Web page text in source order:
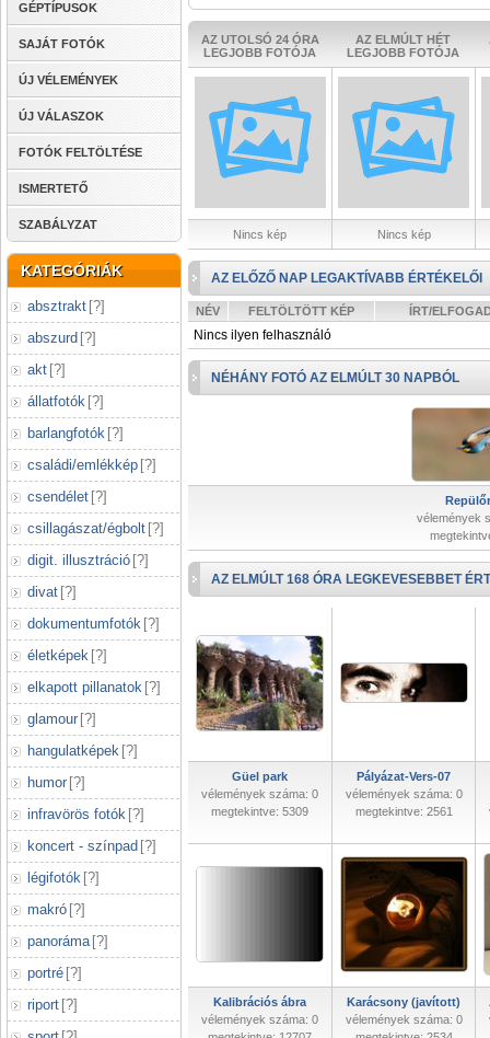
GÉPTÍPUSOK
SAJÁT FOTÓK
ÚJ VÉLEMÉNYEK
ÚJ VÁLASZOK
FOTÓK FELTÖLTÉSE
ISMERTETŐ
SZABÁLYZAT
KATEGÓRIÁK
absztrakt [?]
abszurd [?]
akt [?]
állatfotók [?]
barlangfotók [?]
családi/emlékkép [?]
csendélet [?]
csillagászat/égbolt [?]
digit. illusztráció [?]
divat [?]
dokumentumfotók [?]
életképek [?]
elkapott pillanatok [?]
glamour [?]
hangulatképek [?]
humor [?]
infravörös fotók [?]
koncert - színpad [?]
légifotók [?]
makró [?]
panoráma [?]
portré [?]
riport [?]
AZ UTOLSÓ 24 ÓRA
LEGJOBB FOTÓJA
AZ ELMÚLT HÉT
LEGJOBB FOTÓJA
Nincs kép Nincs kép
AZ ELŐZŐ NAP LEGAKTÍVABB ÉRTÉKELŐI
NÉV FELTÖLTÖTT KÉP ÍRT/
Nincs ilyen felhasználó
NÉHÁNY FOTÓ AZ ELMÚLT 30 NAPBÓL
vélemények
AZ ELMÚLT 168 ÓRA LEGKEVESEBBET
Güel park
vélemények száma: 0
megtekintve: 5309
Pályázat-Vers-07
vélemények száma: 0
megtekintve: 2561
Kalibrációs ábra
vélemények száma: 0
Karácsony (javított)
vélemények száma: 0